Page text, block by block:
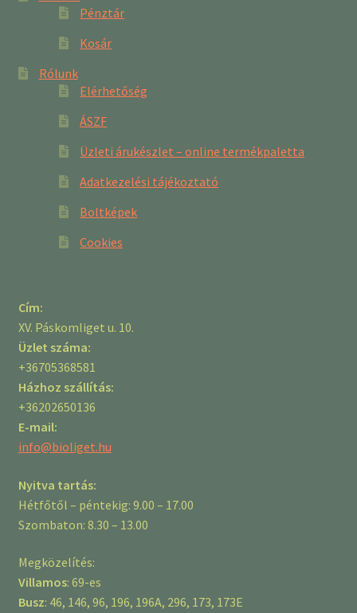
Pénztár
Kosár
Rólunk
Elérhetőség
ÁSZF
Üzleti árukészlet – online termékpaletta
Adatkezelési tájékoztató
Boltképek
Cookies
Cím:
XV. Páskomliget u. 10.
Üzlet száma:
+36705368581
Házhoz szállítás:
+36202650136
E-mail:
info@bioliget.hu
Nyitva tartás:
Hétfőtől – péntekig: 9.00 – 17.00
Szombaton: 8.30 – 13.00
Megközelítés:
Villamos: 69-es
Busz: 46, 146, 96, 196, 196A, 296, 173, 173E